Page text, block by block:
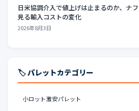
日米協調介入で値上げは止まるのか、ナ
見る輸入コストの変化
2026年8月3日
🏷️ パレットカテゴリー
小ロット激安パレット